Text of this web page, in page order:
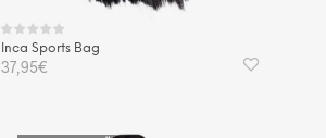
Inca Sports Bag
37,95€